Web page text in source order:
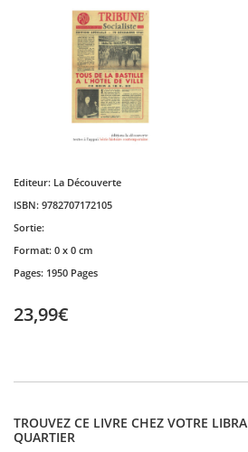
Editeur: La Découverte
ISBN: 9782707172105
Sortie:
Format: 0 x 0 cm
Pages: 1950 Pages
23,99€
TROUVEZ CE LIVRE CHEZ VOTRE
QUARTIER